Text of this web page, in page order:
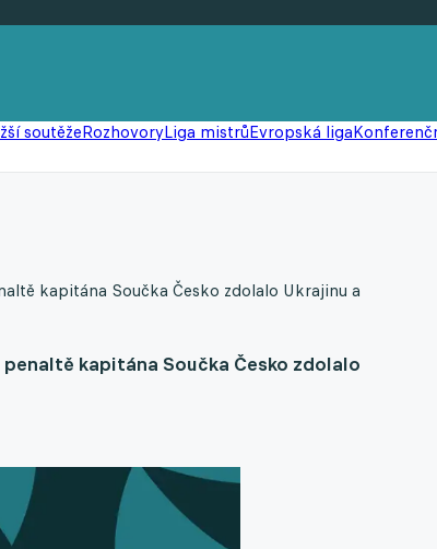
soutěžeRozhovoryLiga mistrůEvropská liga
kapitána Součka Česko zdolalo Ukrajinu a
kapitána Součka Česko zdolalo